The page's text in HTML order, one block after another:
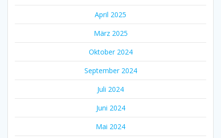
April 2025
März 2025
Oktober 2024
September 2024
Juli 2024
Juni 2024
Mai 2024